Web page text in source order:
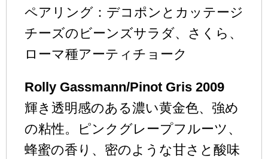
ペアリング：デコポンとカッテージ
チーズのビーンズサラダ、さくら、
ローマ種アーティチョーク
Rolly Gassmann/Pinot Gris 2009
輝き透明感のある濃い黄金色、強め
の粘性。ピンクグレープフルーツ、
蜂蜜の香り、密のような甘さと酸味